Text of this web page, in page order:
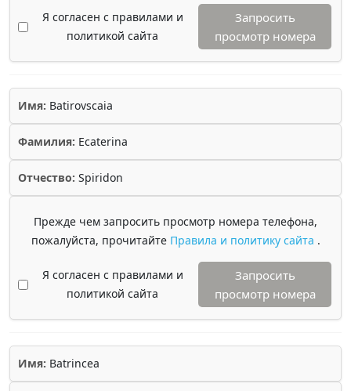
Я согласен с правилами и
политикой сайта
Запросить
просмотр номера
Имя: Batirovscaia
Фамилия: Ecaterina
Отчество: Spiridon
Прежде чем запросить просмотр номера телефона,
пожалуйста, прочитайте Правила и политику сайта .
Я согласен с правилами и
политикой сайта
Запросить
просмотр номера
Имя: Batrincea